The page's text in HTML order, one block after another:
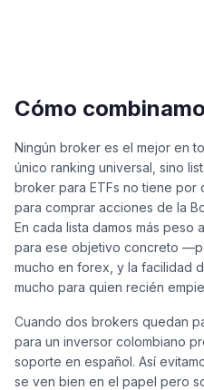
Cómo
Ningún broker es el mejor en
único ranking universal, sino
broker para ETFs no tiene por
para comprar acciones de la
En cada lista damos más peso
para ese objetivo concreto
mucho en forex, y la facilidad
mucho para quien recién
Cuando dos brokers quedan
para un inversor colombiano
soporte en español. Así
se ven bien en el papel pero